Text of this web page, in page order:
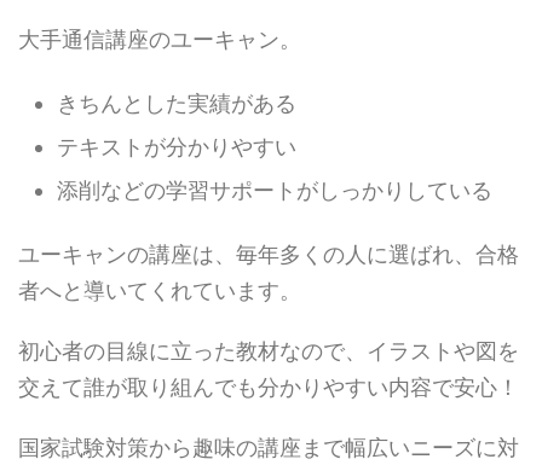
大手通信講座のユーキャン。
きちんとした実績がある
テキストが分かりやすい
添削などの学習サポートがしっかりしている
ユーキャンの講座は、毎年多くの人に選ばれ、合格
者へと導いてくれています。
初心者の目線に立った教材なので、イラストや図を
交えて誰が取り組んでも分かりやすい内容で安心！
国家試験対策から趣味の講座まで幅広いニーズに対